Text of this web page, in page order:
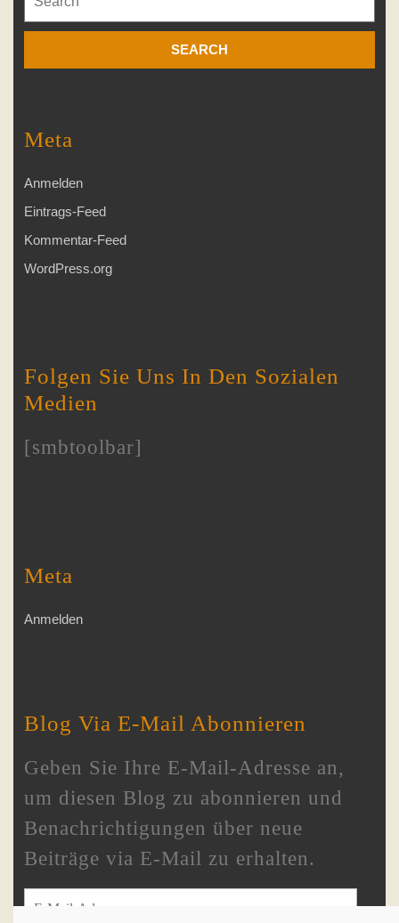
for:
Meta
Anmelden
Eintrags-Feed
Kommentar-Feed
WordPress.org
Folgen Sie Uns In Den Sozialen
Medien
[smbtoolbar]
Meta
Anmelden
Blog Via E-Mail Abonnieren
Geben Sie Ihre E-Mail-Adresse an,
um diesen Blog zu abonnieren und
Benachrichtigungen über neue
Beiträge via E-Mail zu erhalten.
E-Mail-Adresse